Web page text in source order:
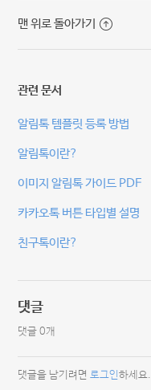
맨 위로 돌아가기
관련 문서
알림톡 템플릿 등록 방법
알림톡이란?
이미지 알림톡 가이드 PDF
카카오톡 버튼 타입별 설명
친구톡이란?
댓글
댓글 0개
댓글을 남기려면로그인하세요.